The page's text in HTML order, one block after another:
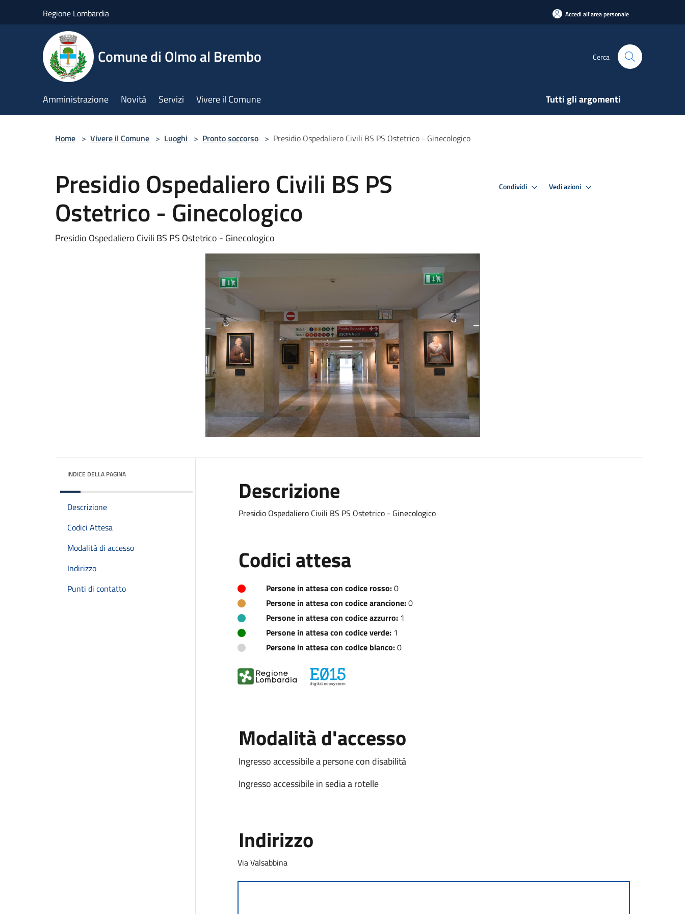
Regione Lombardia Accedi all'area personale
Comune di Olmo al Brembo Cerca
Amministrazione Novità Servizi Vivere il Comune Tutti gli argomenti
Home > Vivere il Comune > Luoghi > Pronto soccorso > Presidio Ospedaliero Civili BS PS Ostetrico - Ginecologico
Presidio Ospedaliero Civili BS PS
Ostetrico - Ginecologico
Presidio Ospedaliero Civili BS PS Ostetrico - Ginecologico
Condividi Vedi azioni
INDICE DELLA PAGINA
Descrizione
Codici Attesa
Modalità di accesso
Indirizzo
Punti di contatto
Descrizione
Presidio Ospedaliero Civili BS PS Ostetrico - Ginecologico
Codici attesa
Persone in attesa con codice rosso:0
Persone in attesa con codice arancione:0
Persone in attesa con codice azzurro:1
Persone in attesa con codice verde:1
Persone in attesa con codice bianco:0
Modalità d'accesso
Ingresso accessibile a persone con disabilità
Ingresso accessibile in sedia a rotelle
Indirizzo
Via Valsabbina